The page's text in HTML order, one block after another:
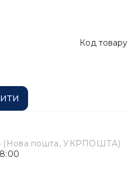
Код товару
(Нова пошта, УКРПОШТА)